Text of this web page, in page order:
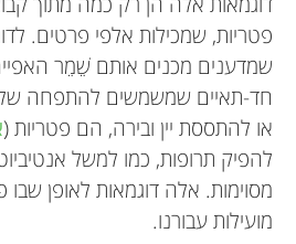
פטריות, שמכילות אלפי פרטים.
שמדענים מכנים אותם שֵׁמֵר
חד-תאיים שמשמשים להתפחה
או להתססת יין ובירה, הם פטריות (
להפיק תרופות, כמו למשל
מסוימות. אלה דוגמאות לאופן שבו
מועילות עבורנו.